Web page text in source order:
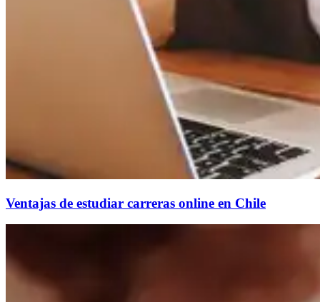
Ventajas de estudiar carreras online en Chile